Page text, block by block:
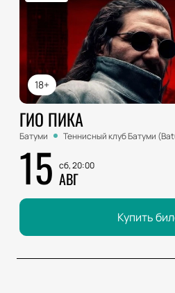
18+
ГИО ПИКА
Батуми Теннисный клуб Батуми
15 сб, 20:00
АВГ
Купить